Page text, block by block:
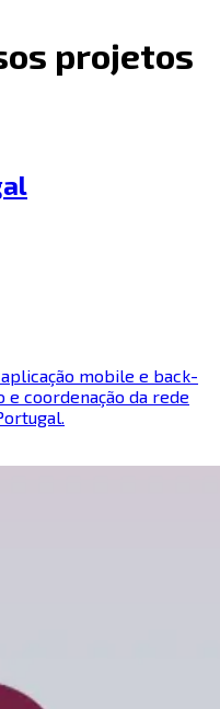
projetos
mobile e back-
coordenação da rede